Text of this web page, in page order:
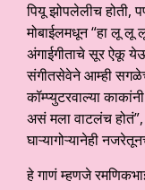
पियू झोपलेलीच होती,
मोबाईलमधून “हा लू लू
अंगाईगीताचे सूर ऐकू
संगीतसेवेने आम्ही
कॉम्प्युटरवाल्या
असं मला वाटलंच
घाऱ्यागोऱ्यानेही
हे गाणं म्हणजे